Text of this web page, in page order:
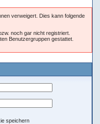
verweigert. Dies kann folgende
noch gar nicht registriert.
Benutzergruppen gestattet.
speichern